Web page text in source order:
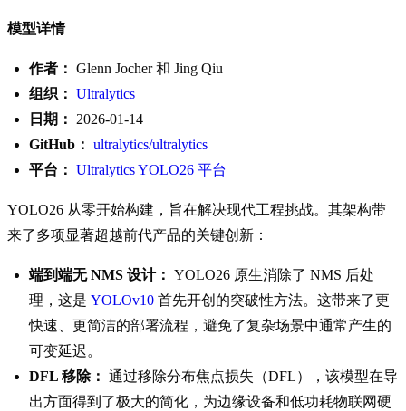
模型详情
作者： Glenn Jocher 和 Jing Qiu
组织： Ultralytics
日期：
2026-01-14
GitHub： ultralytics/ultralytics
平台： Ultralytics YOLO26 平台
YOLO26 从零开始构建，旨在解决现代工程挑战。其架构带
来了多项显著超越前代产品的关键创新：
端到端无 NMS 设计： YOLO26 原生消除了 NMS 后处
理，这是 YOLOv10 首先开创的突破性方法。这带来了更
快速、更简洁的部署流程，避免了复杂场景中通常产生的
可变延迟。
DFL 移除： 通过移除分布焦点损失（DFL），该模型在导
出方面得到了极大的简化，为边缘设备和低功耗物联网硬